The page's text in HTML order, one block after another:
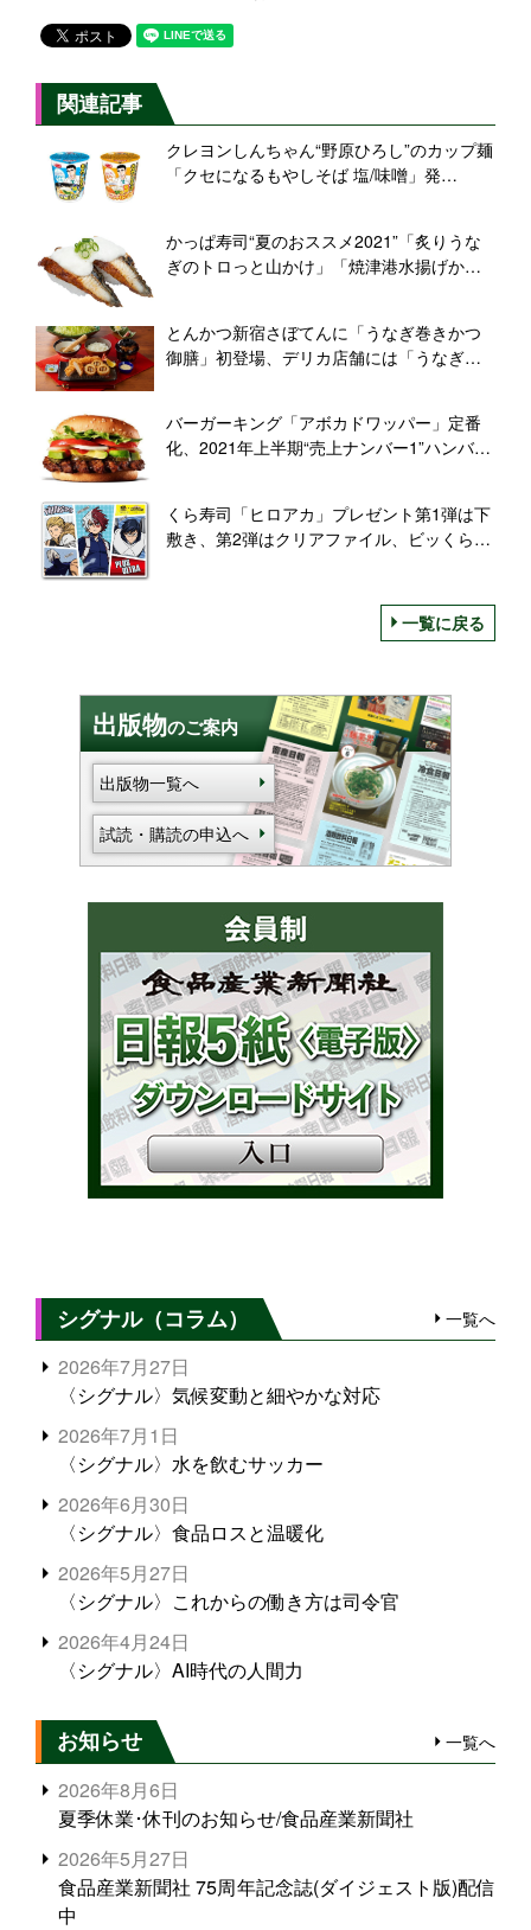
関連記事
クレヨンしんちゃん“野原ひろし”のカップ麺
「クセになるもやしそば 塩/味噌」発
かっぱ寿司“夏のおススメ2021”「炙りうな
ぎのトロっと山かけ」「焼津港水揚げかつ
とんかつ新宿さぼてんに「うなぎ巻きかつ
御膳」初登場、デリカ店舗には「うなぎの
バーガーキング「アボカドワッパー」定番
化、2021年上半期“売上ナンバー1”ハンバー
くら寿司「ヒロアカ」プレゼント第1弾は下
敷き、第2弾はクリアファイル、ビッくらポ
一覧に戻る
出版物のご案内
出版物一覧へ
試読・購読の申込へ
シグナル（コラム） 一覧へ
2026年7月27日
〈シグナル〉気候変動と細やかな対応
2026年7月1日
〈シグナル〉水を飲むサッカー
2026年6月30日
〈シグナル〉食品ロスと温暖化
2026年5月27日
〈シグナル〉これからの働き方は司令官
2026年4月24日
〈シグナル〉AI時代の人間力
お知らせ 一覧へ
2026年8月6日
夏季休業･休刊のお知らせ/食品産業新聞社
2026年5月27日
食品産業新聞社 75周年記念誌(ダイジェスト版)配信
中